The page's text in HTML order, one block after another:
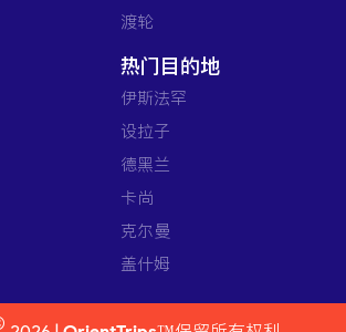
渡轮
热门目的地
伊斯法罕
设拉子
德黑兰
卡尚
克尔曼
盖什姆